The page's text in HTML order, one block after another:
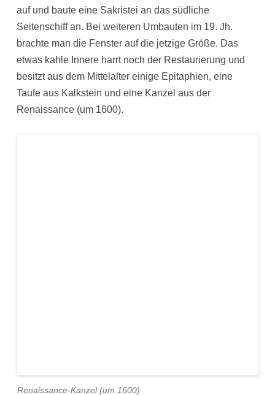
auf und baute eine Sakristei an das südliche
Seitenschiff an. Bei weiteren Umbauten im 19. Jh.
brachte man die Fenster auf die jetzige Größe. Das
etwas kahle Innere harrt noch der Restaurierung und
besitzt aus dem Mittelalter einige Epitaphien, eine
Taufe aus Kalkstein und eine Kanzel aus der
Renaissance (um 1600).
Renaissance-Kanzel (um 1600)